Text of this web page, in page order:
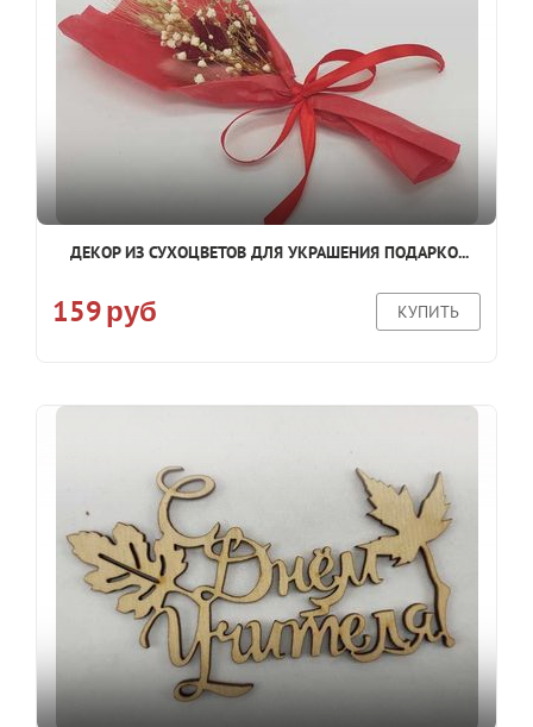
ДЕКОР ИЗ СУХОЦВЕТОВ ДЛЯ УКРАШЕНИЯ ПОДАРКО...
159 руб КУПИТЬ